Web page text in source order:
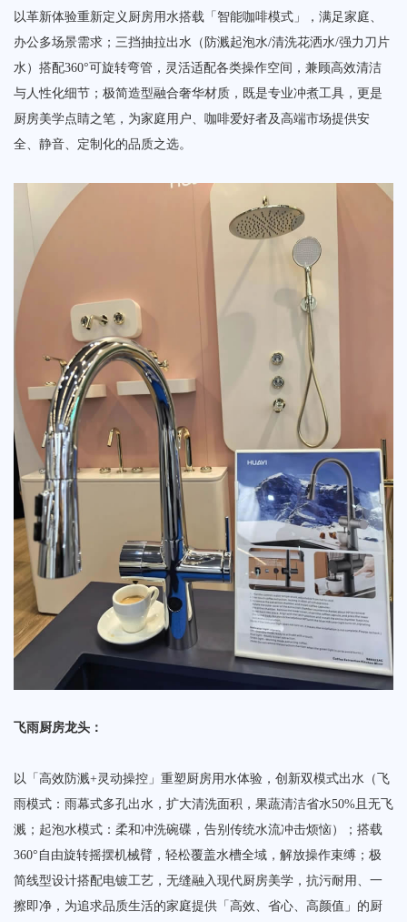
以革新体验重新定义厨房用水搭载「智能咖啡模式」，满足家庭、
办公多场景需求；三挡抽拉出水（防溅起泡水/清洗花洒水/强力刀片
水）搭配360°可旋转弯管，灵活适配各类操作空间，兼顾高效清洁
与人性化细节；极简造型融合奢华材质，既是专业冲煮工具，更是
厨房美学点睛之笔，为家庭用户、咖啡爱好者及高端市场提供安
全、静音、定制化的品质之选。
飞雨厨房龙头‌：
以「高效防溅+灵动操控」重塑厨房用水体验，创新双模式出水（‌飞
雨模式‌：雨幕式多孔出水，扩大清洗面积，果蔬清洁省水50%且无飞
溅；‌起泡水模式‌：柔和冲洗碗碟，告别传统水流冲击烦恼）；搭载
360°自由旋转摇摆机械臂，轻松覆盖水槽全域，解放操作束缚；极
简线型设计搭配电镀工艺，无缝融入现代厨房美学，抗污耐用、一
擦即净，为追求品质生活的家庭提供「高效、省心、高颜值」的厨